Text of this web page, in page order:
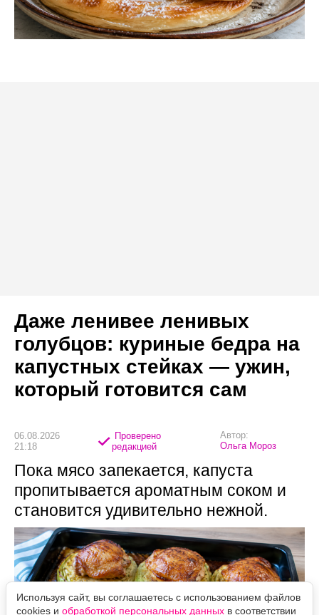
Даже ленивее ленивых
голубцов: куриные бедра на
капустных стейках — ужин,
который готовится сам
06.08.2026
21:18
Проверено
редакцией
Автор:
Ольга Мороз
Пока мясо запекается, капуста
пропитывается ароматным соком и
становится удивительно нежной.
Используя сайт, вы соглашаетесь с использованием файлов
cookies и обработкой персональных данных в соответствии